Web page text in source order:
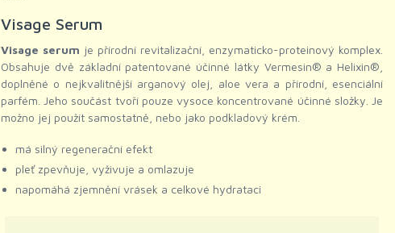
Visage Serum
Visage serum je přírodní revitalizační, enzymaticko-proteinový komplex.
Obsahuje dvě základní patentované účinné látky Vermesin® a Helixin®,
doplněné o nejkvalitnější arganový olej, aloe vera a přírodní, esenciální
parfém. Jeho součást tvoří pouze vysoce koncentrované účinné složky. Je
možno jej použít samostatně, nebo jako podkladový krém.
má silný regenerační efekt
pleť zpevňuje, vyživuje a omlazuje
napomáhá zjemnění vrásek a celkové hydrataci